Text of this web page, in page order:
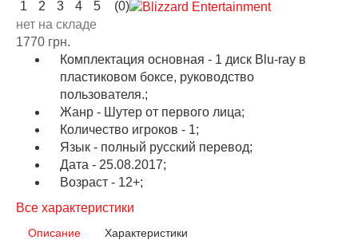
1 2 3 4 5
(0)
нет на складе
1770 грн.
Комплектация основная - 1 диск Blu-ray в
пластиковом боксе, руководство
пользователя.;
Жанр - Шутер от первого лица;
Количество игроков - 1;
Язык - полный русский перевод;
Дата - 25.08.2017;
Возраст - 12+;
Все характеристики
Описание Характеристики